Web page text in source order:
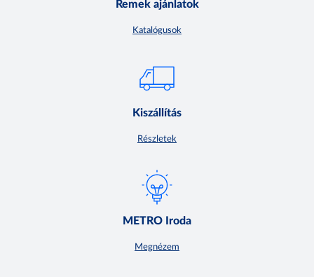
Remek ajánlatok
Katalógusok
Kiszállítás
Részletek
METRO Iroda
Megnézem